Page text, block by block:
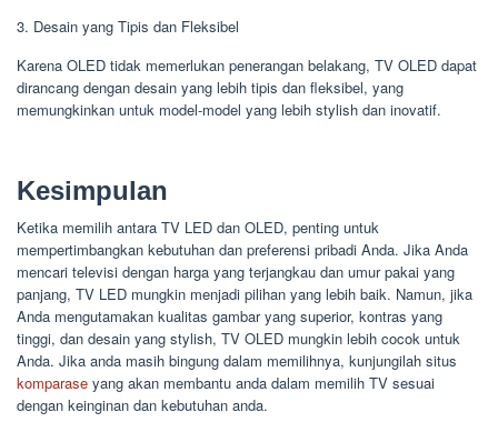
3. Desain yang Tipis dan Fleksibel
Karena OLED tidak memerlukan penerangan belakang, TV OLED dapat
dirancang dengan desain yang lebih tipis dan fleksibel, yang
memungkinkan untuk model-model yang lebih stylish dan inovatif.
Kesimpulan
Ketika memilih antara TV LED dan OLED, penting untuk
mempertimbangkan kebutuhan dan preferensi pribadi Anda. Jika Anda
mencari televisi dengan harga yang terjangkau dan umur pakai yang
panjang, TV LED mungkin menjadi pilihan yang lebih baik. Namun, jika
Anda mengutamakan kualitas gambar yang superior, kontras yang
tinggi, dan desain yang stylish, TV OLED mungkin lebih cocok untuk
Anda. Jika anda masih bingung dalam memilihnya, kunjungilah situs
komparase yang akan membantu anda dalam memilih TV sesuai
dengan keinginan dan kebutuhan anda.